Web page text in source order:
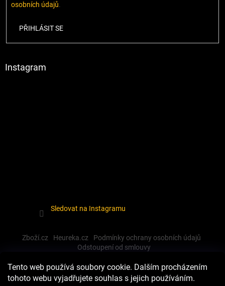
Tento web používá soubory cookie. Dalším procházením
tohoto webu vyjadřujete souhlas s jejich používáním.
osobních údajů.
PŘIHLÁSIT SE
Instagram
Sledovat na Instagramu
Zboží.cz Heureka.cz
Podmínky ochrany osobních údajů
Odstoupení od smlouvy